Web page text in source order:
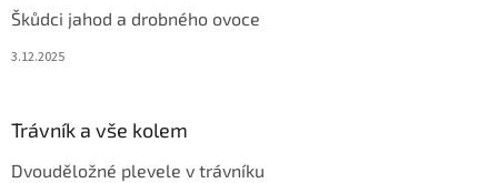
Škůdci jahod a drobného ovoce
3.12.2025
Trávník a vše kolem
Dvouděložné plevele v trávníku